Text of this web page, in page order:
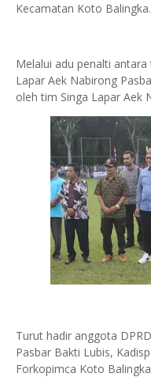
Kecamatan Koto Balingka.
Melalui adu penalti antara
Lapar Aek Nabirong
oleh tim Singa Lapar Aek
Turut hadir anggota
Pasbar Bakti Lubis,
Forkopimca Koto